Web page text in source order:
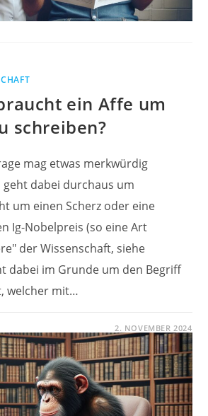
ein Affe um
schreiben?
mag etwas merkwürdig
dabei durchaus um
um einen Scherz oder eine
Ig-Nobelpreis (so eine Art
der Wissenschaft, siehe
dabei im Grunde um den Begriff
welcher mit…
2. NOVEMBER 2024